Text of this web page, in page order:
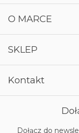
O MARCE
SKLEP
Kontakt
Dołącz do